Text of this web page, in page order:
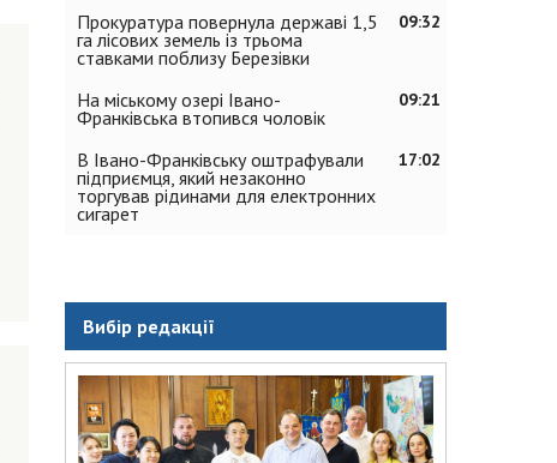
09:32
Прокуратура повернула державі 1,5
га лісових земель із трьома
ставками поблизу Березівки
09:21
На міському озері Івано-
Франківська втопився чоловік
17:02
В Івано-Франківську оштрафували
підприємця, який незаконно
торгував рідинами для електронних
сигарет
Вибір редакції